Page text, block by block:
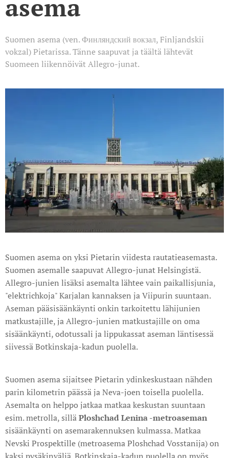
asema
Suomen asema (ven. Финляндский вокзал, Finljandskii
vokzal) Pietarissa. Tänne saapuvat ja täältä lähtevät
Suomeen liikennöivät Allegro-junat.
Suomen asema on yksi Pietarin viidesta rautatieasemasta.
Suomen asemalle saapuvat Allegro-junat Helsingistä.
Allegro-junien lisäksi asemalta lähtee vain paikallisjunia,
"elektrichkoja" Karjalan kannaksen ja Viipurin suuntaan.
Aseman pääsisäänkäynti onkin tarkoitettu lähijunien
matkustajille, ja Allegro-junien matkustajille on oma
sisäänkäynti, odotussali ja lippukassat aseman läntisessä
siivessä Botkinskaja-kadun puolella.
Suomen asema sijaitsee Pietarin ydinkeskustaan nähden
parin kilometrin päässä ja Neva-joen toisella puolella.
Asemalta on helppo jatkaa matkaa keskustan suuntaan
esim. metrolla, silläPloshchad Lenina -metroaseman
sisäänkäynti on asemarakennuksen kulmassa. Matkaa
Nevski Prospektille (metroasema Ploshchad Vosstanija) on
kaksi pysäkinväliä. Botkinskaja-kadun puolella on myös